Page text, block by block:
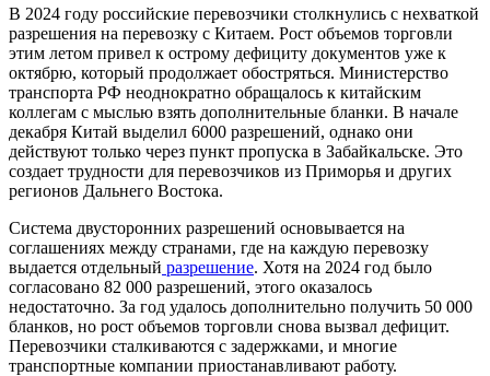
В 2024 году российские перевозчики столкнулись с нехваткой
разрешения на перевозку с Китаем. Рост объемов торговли
этим летом привел к острому дефициту документов уже к
октябрю, который продолжает обостряться. Министерство
транспорта РФ неоднократно обращалось к китайским
коллегам с мыслью взять дополнительные бланки. В начале
декабря Китай выделил 6000 разрешений, однако они
действуют только через пункт пропуска в Забайкальске. Это
создает трудности для перевозчиков из Приморья и других
регионов Дальнего Востока.
Система двусторонних разрешений основывается на
соглашениях между странами, где на каждую перевозку
выдается отдельный разрешение. Хотя на 2024 год было
согласовано 82 000 разрешений, этого оказалось
недостаточно. За год удалось дополнительно получить 50 000
бланков, но рост объемов торговли снова вызвал дефицит.
Перевозчики сталкиваются с задержками, и многие
транспортные компании приостанавливают работу.